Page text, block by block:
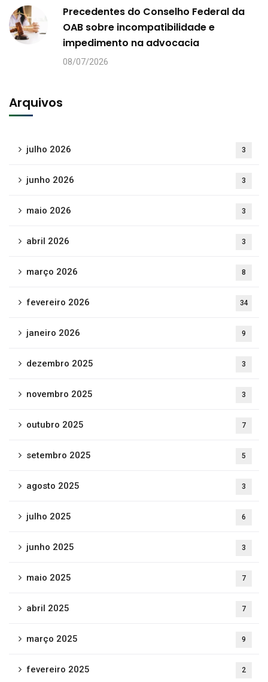
Precedentes do Conselho Federal da
OAB sobre incompatibilidade e
impedimento na advocacia
08/07/2026
Arquivos
julho 2026 3
junho 2026 3
maio 2026 3
abril 2026 3
março 2026 8
fevereiro 2026 34
janeiro 2026 9
dezembro 2025 3
novembro 2025 3
outubro 2025 7
setembro 2025 5
agosto 2025 3
julho 2025 6
junho 2025 3
maio 2025 7
abril 2025 7
março 2025 9
fevereiro 2025 2